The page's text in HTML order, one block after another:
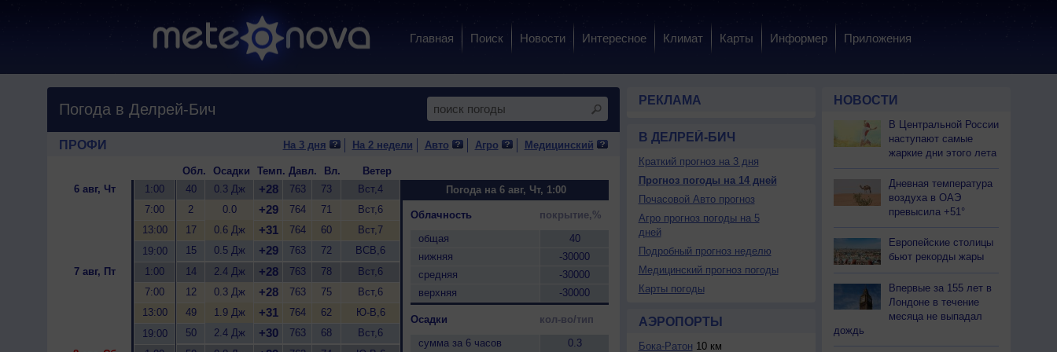
Главная Поиск Новости Интересное Климат Карты Информер Приложения
Погода в Делрей-Бич
ПРОФИ На 3 дня На 2 недели Авто Агро Медицинский
Обл. Осадки Темп. Давл. Вл.
Ветер
6 авг, Чт
1:00 40 0.3 Дж +28 763 73
Вст,4
7:00
2 0.0 +29 764 71
Вст,6
13:00
17 0.6 Дж +31 764 60
Вст,7
19:00
15 0.5 Дж +29 763 72
ВСВ,6
7 авг, Пт
1:00 14 2.4 Дж +28 763 78
Вст,6
7:00
12 0.3 Дж +28 763 75
Вст,6
13:00
49 1.9 Дж +31 764 62
Ю-В,6
19:00
50 2.4 Дж +30 763 68
Вст,6
Погода на 6 авг, Чт, 1:00
Облачность
покрытие,%
общая
40
нижняя
-30000
средняя
-30000
верхняя
-30000
Осадки
кол-во/тип
сумма за 6 часов
0.3
РЕКЛАМА
В ДЕЛРЕЙ-БИЧ
Краткий прогноз на 3 дня
Прогноз погоды на 14 дней
Почасовой Авто прогноз
Агро прогноз погоды на 5
дней
Подробный прогноз неделю
Медицинский прогноз погоды
Карты погоды
АЭРОПОРТЫ
Бока-Ратон 10 км
НОВОСТИ
В Центральной России
наступают самые
жаркие дни этого лета
Дневная температура
воздуха в ОАЭ
превысила +51°
Европейские столицы
бьют рекорды жары
Впервые за 155 лет в
Лондоне в течение
месяца не выпадал
дождь